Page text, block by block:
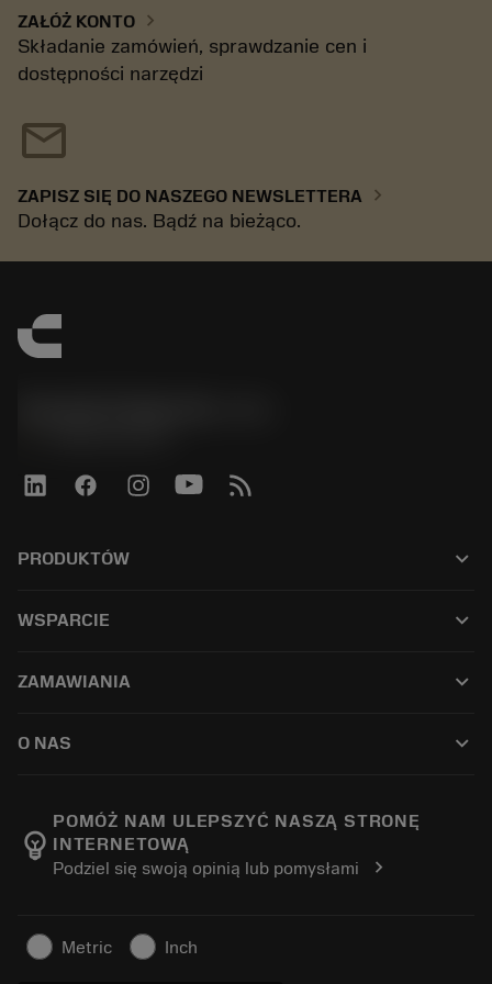
ZAŁÓŻ KONTO chevron_right
Składanie zamówień, sprawdzanie cen i
dostępności narzędzi
mail
ZAPISZ SIĘ DO NASZEGO NEWSLETTERA chevron_right
Dołącz do nas. Bądź na bieżąco.
PRODUKTÓW keyboard_arrow_down
ซอฟต์แวร์ทั้งหมด
WSPARCIE keyboard_arrow_down
ผู้จัดจำหน่ายและผู้เชี่ยวชาญ
ZAMAWIANIA keyboard_arrow_down
สั่งซื้อ
ติดตามคำสั่งซื้อของคุณ
ทำใบเสนอราคา
O NAS keyboard_arrow_down
Manufacturing Wellness
อาชีพ
ธุรกิจที่ยั่งยืน
สำหรับสื่อมวลชน
emoji_objects
POMÓŻ NAM ULEPSZYĆ NASZĄ STRONĘ
INTERNETOWĄ
Podziel się swoją opinią lub pomysłami
chevron_right
Metric Inch